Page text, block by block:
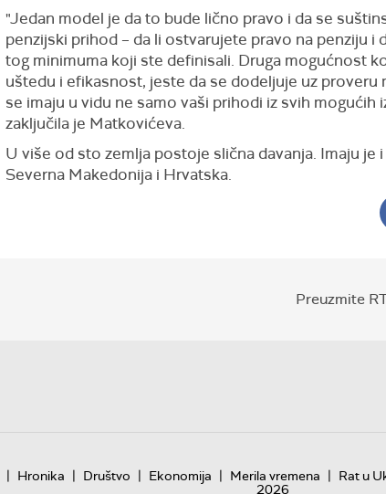
"Jedan model je da to bude lično pravo i da se
penzijski prihod – da li ostvarujete pravo na penziju i
tog minimuma koji ste definisali. Druga mogućnost
uštedu i efikasnost, jeste da se dodeljuje uz proveru
se imaju u vidu ne samo vaši prihodi iz svih mogućih
zaključila je Matkovićeva.
U više od sto zemlja postoje slična davanja. Imaju je
Severna Makedonija i Hrvatska.
Preuzmite
| Hronika | Društvo | Ekonomija | Merila vremena | Rat u
2026